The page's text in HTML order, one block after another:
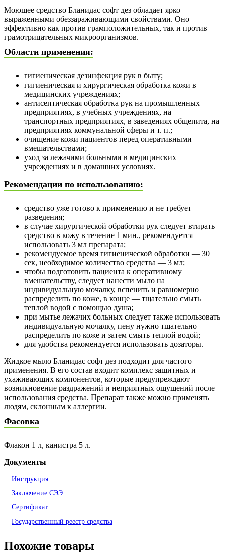
Моющее средство Бланидас софт дез обладает ярко
выраженными обеззараживающими свойствами. Оно
эффективно как против грамположительных, так и против
грамотрицательных микроорганизмов.
Области применения:
гигиеническая дезинфекция рук в быту;
гигиеническая и хирургическая обработка кожи в
медицинских учреждениях;
антисептическая обработка рук на промышленных
предприятиях, в учебных учреждениях, на
транспортных предприятиях, в заведениях общепита, на
предприятиях коммунальной сферы и т. п.;
очищение кожи пациентов перед оперативными
вмешательствами;
уход за лежачими больными в медицинских
учреждениях и в домашних условиях.
Рекомендации по использованию:
средство уже готово к применению и не требует
разведения;
в случае хирургической обработки рук следует втирать
средство в кожу в течение 1 мин., рекомендуется
использовать 3 мл препарата;
рекомендуемое время гигиенической обработки — 30
сек, необходимое количество средства — 3 мл;
чтобы подготовить пациента к оперативному
вмешательству, следует нанести мыло на
индивидуальную мочалку, вспенить и равномерно
распределить по коже, в конце — тщательно смыть
теплой водой с помощью душа;
при мытье лежачих больных следует также использовать
индивидуальную мочалку, пену нужно тщательно
распределить по коже и затем смыть теплой водой;
для удобства рекомендуется использовать дозаторы.
Жидкое мыло Бланидас софт дез подходит для частого
применения. В его состав входит комплекс защитных и
ухаживающих компонентов, которые предупреждают
возникновение раздражений и неприятных ощущений после
использования средства. Препарат также можно применять
людям, склонным к аллергии.
Фасовка
Флакон 1 л, канистра 5 л.
Документы
Инструкция
Заключение СЭЭ
Сертификат
Государственный реестр средства
Похожие товары